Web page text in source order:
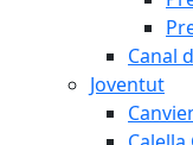
Canal
Joventut